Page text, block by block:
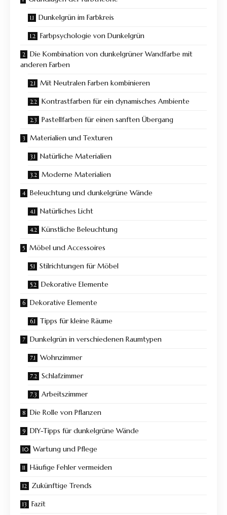
Dunkelgrün im Farbkreis
Farbpsychologie von Dunkelgrün
Die Kombination von dunkelgrüner Wandfarbe mit
anderen Farben
Mit Neutralen Farben kombinieren
Kontrastfarben für ein dynamisches Ambiente
Pastellfarben für einen sanften Übergang
Materialien und Texturen
Natürliche Materialien
Moderne Materialien
Beleuchtung und dunkelgrüne Wände
Natürliches Licht
Künstliche Beleuchtung
Möbel und Accessoires
Stilrichtungen für Möbel
Dekorative Elemente
Dekorative Elemente
Tipps für kleine Räume
Dunkelgrün in verschiedenen Raumtypen
Wohnzimmer
Schlafzimmer
Arbeitszimmer
Die Rolle von Pflanzen
DIY-Tipps für dunkelgrüne Wände
Wartung und Pflege
Häufige Fehler vermeiden
Zukünftige Trends
Fazit